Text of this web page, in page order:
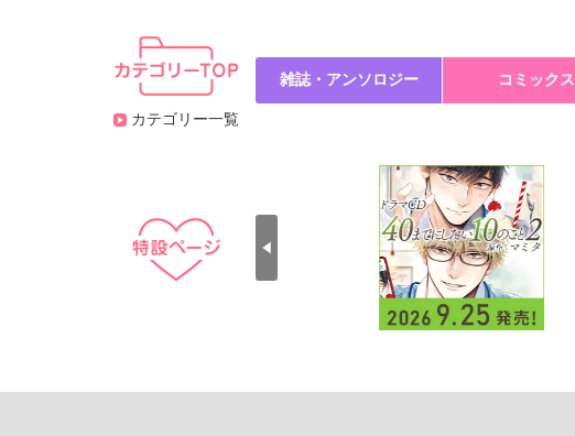
カテゴリー一覧
雑誌・アンソロジー コミックス